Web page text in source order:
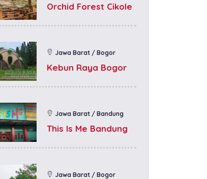
Orchid Forest Cikole
Jawa Barat / Bogor
Kebun Raya Bogor
Jawa Barat / Bandung
This Is Me Bandung
Jawa Barat / Bogor